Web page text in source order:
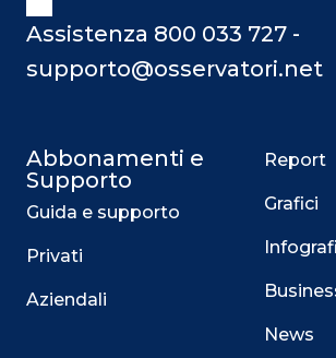
Assistenza 800 033 727 -
supporto@osservatori.net
Abbonamenti e
Supporto
Guida e supporto
Privati
Aziendali
Report
Grafici
News